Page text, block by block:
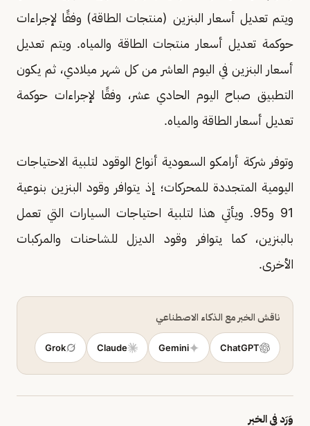
ويتم تعديل أسعار البنزين (منتجات الطاقة) وفقًا لإجراءات
حوكمة تعديل أسعار منتجات الطاقة والمياه. ويتم تعديل
أسعار البنزين في اليوم العاشر من كل شهر ميلادي، ثم يكون
التطبيق صباح اليوم الحادي عشر، وفقًا لإجراءات حوكمة
تعديل أسعار الطاقة والمياه.
وتوفر شركة أرامكو السعودية أنواع الوقود لتلبية الاحتياجات
اليومية المتجددة للمحركات؛ إذ يتوافر وقود البنزين بنوعية
91 و95. ويأتي هذا لتلبية احتياجات السيارات التي تعمل
بالبنزين، كما يتوافر وقود الديزل للشاحنات والمركبات
الأخرى.
ناقش الخبر مع الذكاء الاصطناعي
ChatGPT
Gemini
Claude
Grok
وَرَد في الخبر